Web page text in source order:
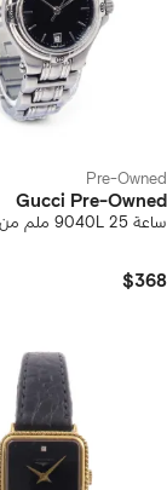
Pre-Owned
Gucci Pre-Owned
ساعة 9040L 25 ملم من الألفينيات
$368